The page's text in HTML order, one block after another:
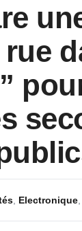
Electronique